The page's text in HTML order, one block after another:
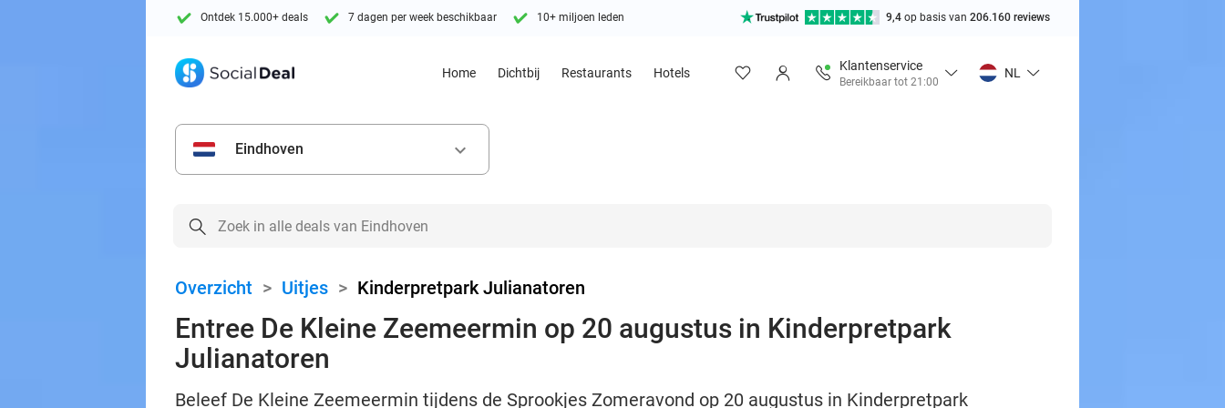
Ontdek 15.000+ deals 7 dagen per week beschikbaar 10+ miljoen leden 9,4 op basis van 206.160 reviews
Home Dichtbij Restaurants Hotels
Klantenservice
Bereikbaar tot 21:00
NL
Eindhoven keyboard_arrow_down
Overzicht > Uitjes > Kinderpretpark Julianatoren
Entree De Kleine Zeemeermin op 20 augustus in Kinderpretpark
Julianatoren
Beleef De Kleine Zeemeermin tijdens de Sprookjes Zomeravond op 20 augustus in Kinderpretpark